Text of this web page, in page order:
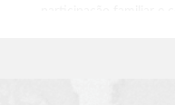
participação familiar e